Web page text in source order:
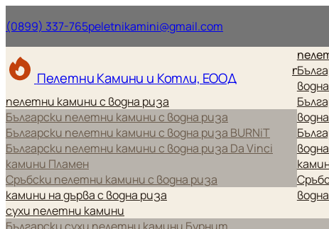
(0899) 337-765Нашият телефонен номер.
peletnikamini@gmail.com
Пелетни Камини и Котли, ЕООД
пелетни камини с водна риза
Български пелетни камини с водна риза
Български пелетни камини с водна риза BURNiT
Български пелетни камини с водна риза Da Vinci
камини Пламен
Сръбски пелетни камини с водна риза
камини на дърва с водна риза
сухи пелетни камини